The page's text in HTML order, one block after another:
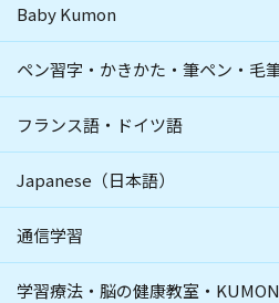
Baby Kumon
ペン習字・かきかた・筆ペン・毛
フランス語・ドイツ語
Japanese（日本語）
通信学習
学習療法・脳の健康教室・